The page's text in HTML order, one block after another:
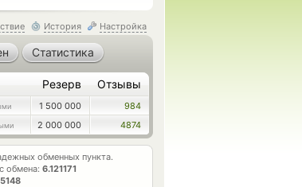
История Настройка
Статистика
Резерв Отзывы
1 500 000
984
2 000 000 4874
обменных пункта.
обмена: 6.121171